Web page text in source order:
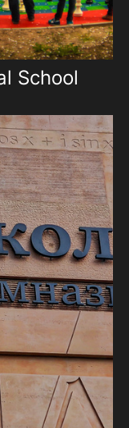
School